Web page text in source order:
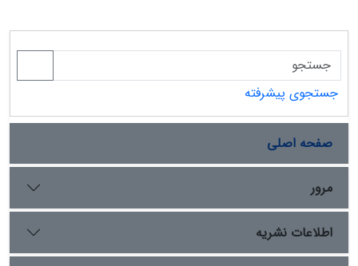
جستجوی پیشرفته
صفحه اصلی
مرور
اطلاعات نشریه